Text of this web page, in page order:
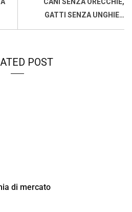
CANI SENZA ORECCHIE,
GATTI SENZA UNGHIE…
POST
di mercato